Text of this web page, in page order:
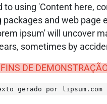
to using 'Content here,
packages and web
ipsum' will uncover
sometimes by
DE
gerado por lipsum.com